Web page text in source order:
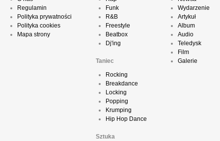
Regulamin
Polityka prywatności
Polityka cookies
Mapa strony
Funk
R&B
Freestyle
Beatbox
Dj'ing
Taniec
Rocking
Breakdance
Locking
Popping
Krumping
Hip Hop Dance
Sztuka
Wydarzenie
Artykuł
Album
Audio
Teledysk
Film
Galerie